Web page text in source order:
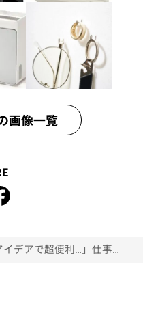
画像一覧
イデアで超便利…」仕事の